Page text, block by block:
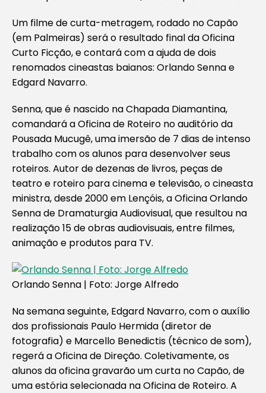
Um filme de curta-metragem, rodado no Capão
(em Palmeiras) será o resultado final da Oficina
Curto Ficção, e contará com a ajuda de dois
renomados cineastas baianos: Orlando Senna e
Edgard Navarro.
Senna, que é nascido na Chapada Diamantina,
comandará a Oficina de Roteiro no auditório da
Pousada Mucugê, uma imersão de 7 dias de intenso
trabalho com os alunos para desenvolver seus
roteiros. Autor de dezenas de livros, peças de
teatro e roteiro para cinema e televisão, o cineasta
ministra, desde 2000 em Lençóis, a Oficina Orlando
Senna de Dramaturgia Audiovisual, que resultou na
realização 15 de obras audiovisuais, entre filmes,
animação e produtos para TV.
Orlando Senna | Foto: Jorge Alfredo
Na semana seguinte, Edgard Navarro, com o auxílio
dos profissionais Paulo Hermida (diretor de
fotografia) e Marcello Benedictis (técnico de som),
regerá a Oficina de Direção. Coletivamente, os
alunos da oficina gravarão um curta no Capão, de
uma estória selecionada na Oficina de Roteiro. A